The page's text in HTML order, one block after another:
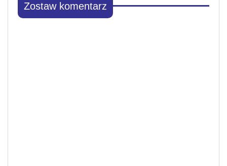
Zostaw komentarz